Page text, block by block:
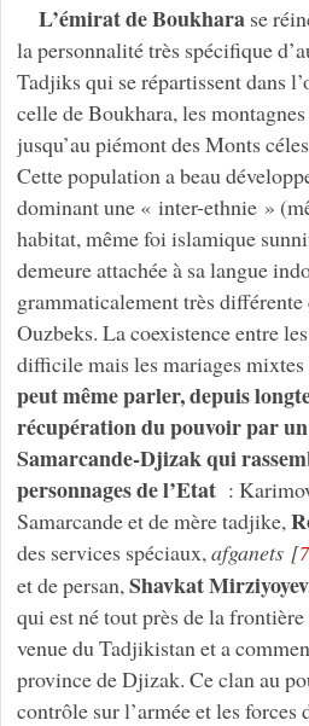
L’émirat de Boukharase
la personnalité très spécifique
Tadjiks qui se répartissent dans
celle de Boukhara, les
jusqu’au piémont des Monts
Cette population a beau
dominant une « inter-ethnie »
habitat, même foi islamique
demeure attachée à sa langue
grammaticalement très
Ouzbeks. La coexistence entre
difficile mais les mariages mixtes
peut même parler, depuis
récupération du pouvoir par
Samarcande-Djizak qui
personnages de l’Etat :
Samarcande et de mère tadjike,
des services spéciaux, afganets[7
et de persan, Shavkat
qui est né tout près de la
venue du Tadjikistan et a
province de Djizak. Ce clan au
contrôle sur l’armée et les forces